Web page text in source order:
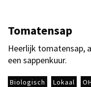
Tomatensap
Heerlijk tomatensap,
een sappenkuur.
Biologisch Lokaal